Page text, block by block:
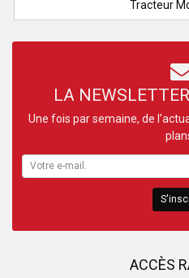
ACCÈS
Tracteur
LA
Une fois par semaine, de